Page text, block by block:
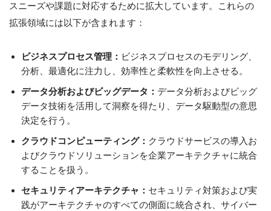
スニーズや課題に対応するために拡大しています。これらの
拡張領域には以下が含まれます：
ビジネスプロセス管理： ビジネスプロセスのモデリング、
分析、最適化に注力し、効率性と柔軟性を向上させる。
データ分析およびビッグデータ： データ分析およびビッグ
データ技術を活用して洞察を得たり、データ駆動型の意思
決定を行う。
クラウドコンピューティング： クラウドサービスの導入お
よびクラウドソリューションを企業アーキテクチャに統合
することを扱う。
セキュリティアーキテクチャ： セキュリティ対策および実
践がアーキテクチャのすべての側面に統合され、サイバー